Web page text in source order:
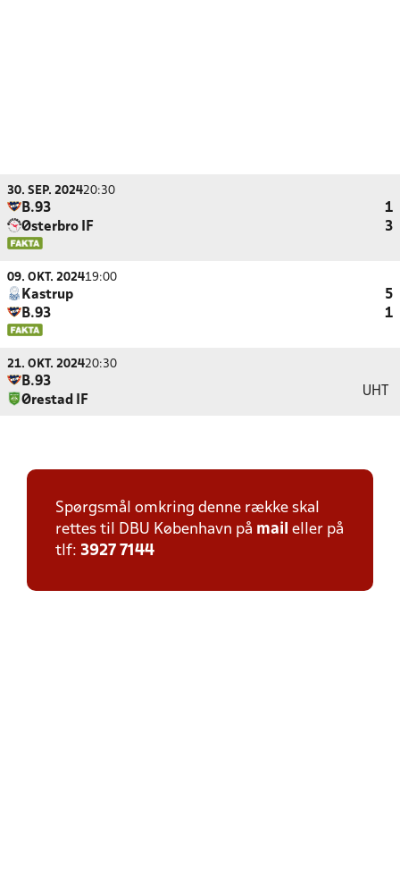
30. SEP. 202420:30
B.93
1
Østerbro IF
3
09. OKT. 202419:00
Kastrup
5
B.93
1
21. OKT. 202420:30
B.93
Ørestad IF
UHT
Spørgsmål omkring denne række skal
rettes til DBU København på mail eller på
tlf: 3927 7144